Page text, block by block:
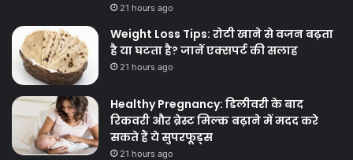
21 hours ago
Weight Loss Tips: रोटी खाने से वजन बढ़ता
है या घटता है? जानें एक्सपर्ट की सलाह
21 hours ago
Healthy Pregnancy: डिलीवरी के बाद
रिकवरी और ब्रेस्ट मिल्क बढ़ाने में मदद करे
सकते हैं ये सुपरफूड्स
21 hours ago